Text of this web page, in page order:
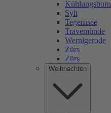
Kühlungsborn
Sylt
Tegernsee
Travemünde
Wernigerode
Zürs
Zürs
Weihnachten